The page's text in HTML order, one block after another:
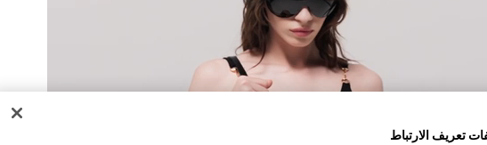
تعريف الارتباط